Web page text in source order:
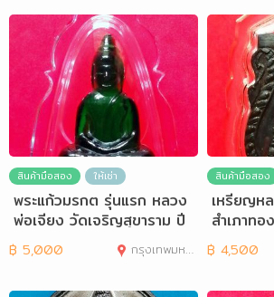
สินค้ามือสอง ให้เช่า
พระแก้วมรกต รุ่นแรก หลวง
พ่อเจียง วัดเจริญสุขาราม ปี
2491
฿ 5,000 กรุงเทพมหานคร
สินค้ามือสอง
เหรียญห
สำเภาท
ก ปี2514
฿ 4,500